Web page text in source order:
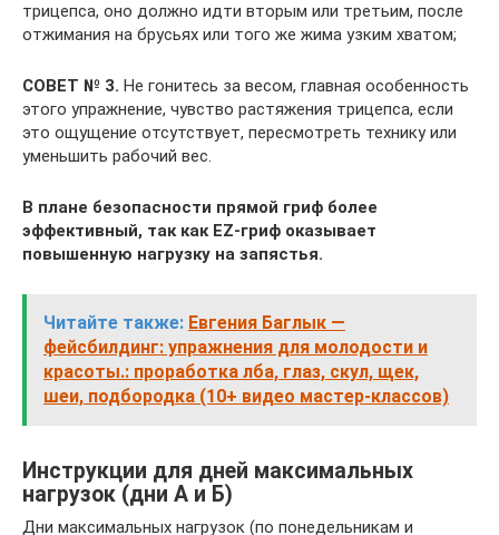
трицепса, оно должно идти вторым или третьим, после
отжимания на брусьях или того же жима узким хватом;
СОВЕТ № 3. Не гонитесь за весом, главная особенность
этого упражнение, чувство растяжения трицепса, если
это ощущение отсутствует, пересмотреть технику или
уменьшить рабочий вес.
В плане безопасности прямой гриф более
эффективный, так как EZ-гриф оказывает
повышенную нагрузку на запястья.
Читайте также: Евгения Баглык —
фейсбилдинг: упражнения для молодости и
красоты.: проработка лба, глаз, скул, щек,
шеи, подбородка (10+ видео мастер-классов)
Инструкции для дней максимальных
нагрузок (дни А и Б)
Дни максимальных нагрузок (по понедельникам и